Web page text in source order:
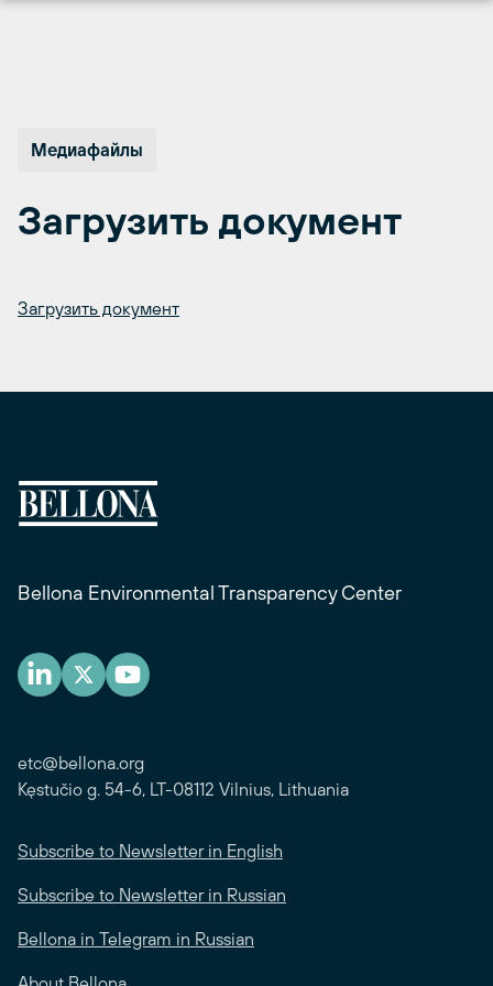
Медиафайлы
Загрузить документ
Загрузить документ
Bellona Environmental Transparency Center
etc@bellona.org
Kęstučio g. 54-6, LT-08112 Vilnius, Lithuania
Subscribe to Newsletter in English
Subscribe to Newsletter in Russian
Bellona in Telegram in Russian